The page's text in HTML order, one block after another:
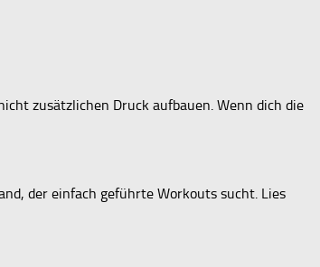
zusätzlichen Druck aufbauen. Wenn dich die
der einfach geführte Workouts sucht. Lies